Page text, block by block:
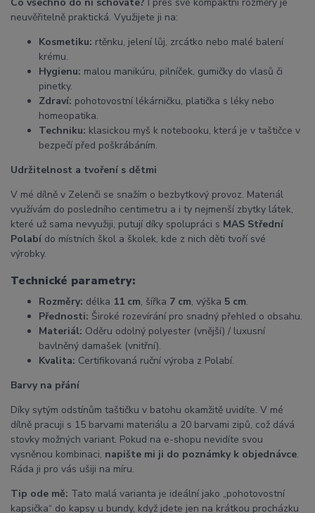
neuvěřitelně praktická. Využijete ji na:
Kosmetiku: rtěnku, jelení lůj, zrcátko nebo malé balení
krému.
Hygienu: malou manikúru, pilníček, gumičky do vlasů či
pinetky.
Zdraví: pohotovostní lékárničku, platička s léky nebo
homeopatika.
Techniku: klasickou myš k notebooku, která je v taštičce v
bezpečí před poškrábáním.
Udržitelnost a tvoření s dětmi
V mé dílně v Zelenči se snažím o bezbytkový provoz. Materiál
využívám do posledního centimetru a i ty nejmenší zbytky látek,
které už sama nevyužiji, putují díky spolupráci s MAS Střední
Polabí do místních škol a školek, kde z nich děti tvoří své
výrobky.
Technické parametry:
Rozměry: délka 11 cm, šířka 7 cm, výška 5 cm.
Přednosti: Široké rozevírání pro snadný přehled o obsahu.
Materiál: Oděru odolný polyester (vnější) / luxusní
bavlněný damašek (vnitřní).
Kvalita: Certifikovaná ruční výroba z Polabí.
Barvy na přání
Díky sytým odstínům taštičku v batohu okamžitě uvidíte. V mé
dílně pracuji s 15 barvami materiálu a 20 barvami zipů, což dává
stovky možných variant. Pokud na e-shopu nevidíte svou
vysněnou kombinaci, napište mi ji do poznámky k objednávce.
Ráda ji pro vás ušiji na míru.
Tip ode mě: Tato malá varianta je ideální jako „pohotovostní
kapsička“ do kapsy u bundy, když jdete jen na krátkou procházku